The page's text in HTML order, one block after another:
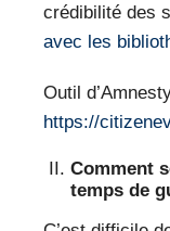
crédibilité des
avec les
Outil
https://
Comment
temps de